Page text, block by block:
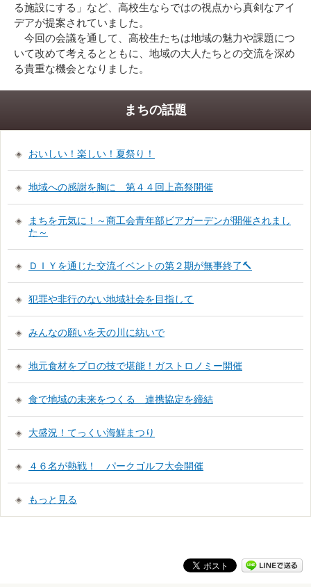
る施設にする」など、高校生ならではの視点から真剣なアイ
デアが提案されていました。
今回の会議を通して、高校生たちは地域の魅力や課題につ
いて改めて考えるとともに、地域の大人たちとの交流を深め
る貴重な機会となりました。
まちの話題
おいしい！楽しい！夏祭り！
地域への感謝を胸に 第４４回上高祭開催
まちを元気に！～商工会青年部ビアガーデンが開催されまし
た～
ＤＩＹを通じた交流イベントの第２期が無事終了🔨
犯罪や非行のない地域社会を目指して
みんなの願いを天の川に紡いで
地元食材をプロの技で堪能！ガストロノミー開催
食で地域の未来をつくる 連携協定を締結
大盛況！てっくい海鮮まつり
４６名が熱戦！ パークゴルフ大会開催
もっと見る